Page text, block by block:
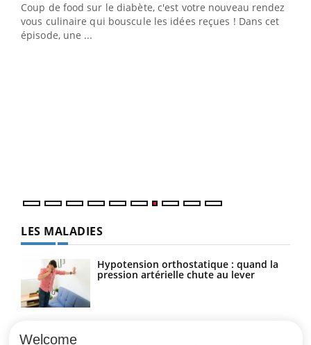
Coup de food sur le diabète, c'est votre nouveau rendez-
vous culinaire qui bouscule les idées reçues ! Dans cet
épisode, une ...
"Les rendez-vous de la santé et de la qualité de vie au
travail" de Pourquoi Docteur reçoivent Régis Blugeon,
DRH et directeur ...
LES MALADIES
Hypotension orthostatique : quand la
pression artérielle chute au lever
Welcome